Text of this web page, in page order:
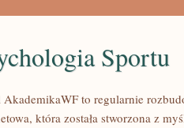
Sportu
AkademikaWF to regularnie
która została stworzona z